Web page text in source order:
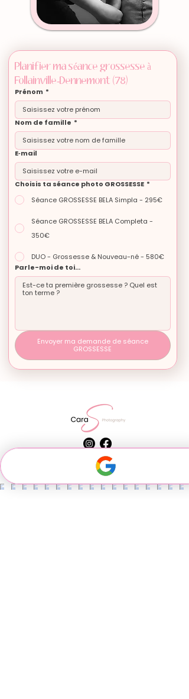
Planifier ma séance grossesse à
Follainville-Dennemont (78)
Prénom *
Nom de famille *
E‑mail
Choisis ta séance photo GROSSESSE *
Séance GROSSESSE BELA Simpla - 295€
Séance GROSSESSE BELA Completa -
350€
DUO - Grossesse & Nouveau-né - 580€
Parle-moi de toi...
Envoyer ma demande de séance
GROSSESSE